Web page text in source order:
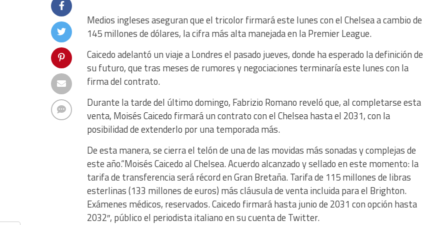
Medios ingleses aseguran que el tricolor firmará este lunes con el Chelsea a cambio de
145 millones de dólares, la cifra más alta manejada en la Premier League.
Caicedo adelantó un viaje a Londres el pasado jueves, donde ha esperado la definición de
su futuro, que tras meses de rumores y negociaciones terminaría este lunes con la
firma del contrato.
Durante la tarde del último domingo, Fabrizio Romano reveló que, al completarse esta
venta, Moisés Caicedo firmará un contrato con el Chelsea hasta el 2031, con la
posibilidad de extenderlo por una temporada más.
De esta manera, se cierra el telón de una de las movidas más sonadas y complejas de
este año.“Moisés Caicedo al Chelsea. Acuerdo alcanzado y sellado en este momento: la
tarifa de transferencia será récord en Gran Bretaña. Tarifa de 115 millones de libras
esterlinas (133 millones de euros) más cláusula de venta incluida para el Brighton.
Exámenes médicos, reservados. Caicedo firmará hasta junio de 2031 con opción hasta
2032″, público el periodista italiano en su cuenta de Twitter.